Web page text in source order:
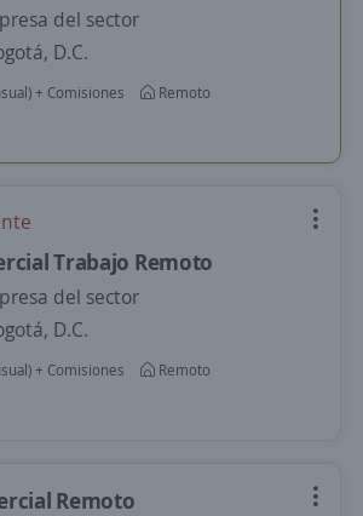
del sector
D.C.
+ Comisiones
Remoto
Trabajo Remoto
del sector
D.C.
+ Comisiones
Remoto
Remoto